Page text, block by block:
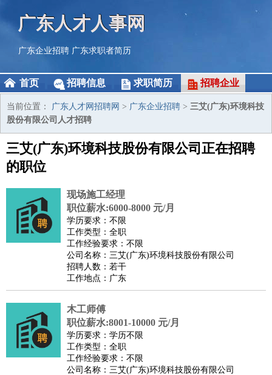
广东人才人事网
广东企业招聘 广东求职者简历
首页 招聘信息 求职简历 招聘企业
当前位置： 广东人才网招聘网 > 广东企业招聘 > 三艾(广东)环境科技
股份有限公司人才招聘
三艾(广东)环境科技股份有限公司正在招聘
的职位
现场施工经理
职位薪水:6000-8000 元/月
学历要求：不限
工作类型：全职
工作经验要求：不限
公司名称：三艾(广东)环境科技股份有限公司
招聘人数：若干
工作地点：广东
木工师傅
职位薪水:8001-10000 元/月
学历要求：学历不限
工作类型：全职
工作经验要求：不限
公司名称：三艾(广东)环境科技股份有限公司